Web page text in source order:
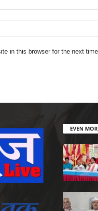
in this browser for the next
EVEN